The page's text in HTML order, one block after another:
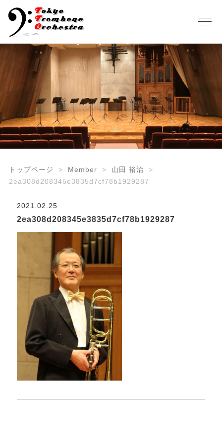
トップページ Member
山田 裕治
2ea308d208345e3835d7cf78b1929287
2021.02.25
2ea308d208345e3835d7cf78b1929287